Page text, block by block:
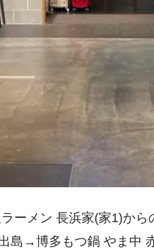
ーメン 長浜家(家1)か
島→博多もつ鍋 やま中